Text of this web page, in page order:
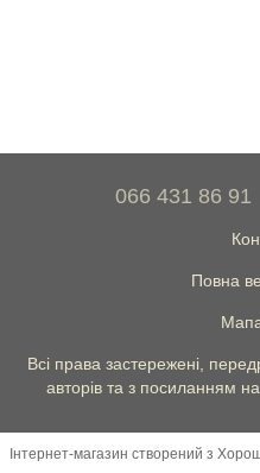
066 431 86 91
Повна
Всі права застережені,
авторів та з посиланням
Інтернет-магазин створений з